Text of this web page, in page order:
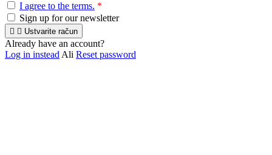
I agree to the terms. *
Sign up for our newsletter
  Ustvarite račun
Already have an account?
Log in instead Ali Reset password